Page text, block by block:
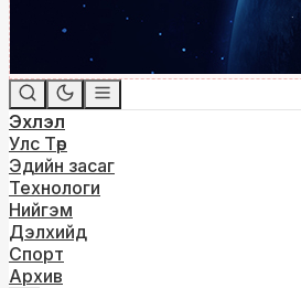
Эхлэл
Улс Төр
Эдийн засаг
Технологи
Нийгэм
Дэлхийд
Спорт
Архив